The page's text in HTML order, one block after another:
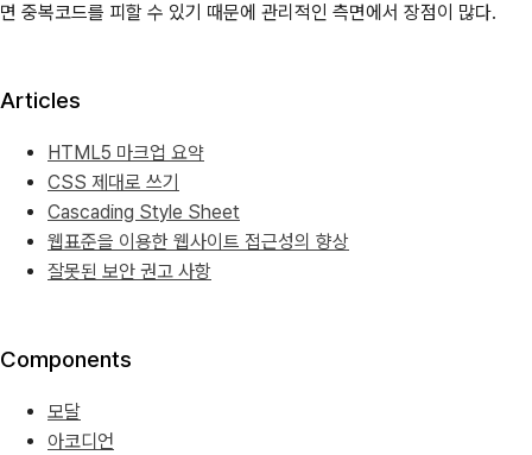
면 중복코드를 피할 수 있기 때문에 관리적인 측면에서 장점이 많다.
Articles
HTML5 마크업 요약
CSS 제대로 쓰기
Cascading Style Sheet
웹표준을 이용한 웹사이트 접근성의 향상
잘못된 보안 권고 사항
Components
모달
아코디언